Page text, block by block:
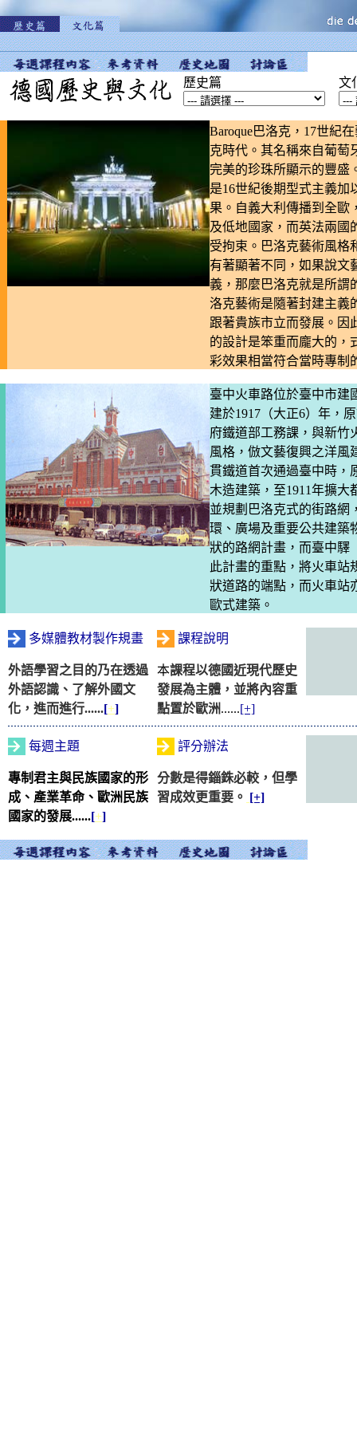
歷史篇 文
Baroque巴洛克，17世紀
克時代。其名稱來自葡萄
完美的珍珠所顯示的豐盛
是16世紀後期型式主義加
果。自義大利傳播到全歐
及低地國家，而英法兩國
受拘束。巴洛克藝術風格
有著顯著不同，如果說文
義，那麼巴洛克就是所謂
洛克藝術是隨著封建主義
跟著貴族市立而發展。因
的設計是笨重而龐大的，
彩效果相當符合當時專制
臺中火車路位於臺中市建
建於1917（大正6）年，
府鐵道部工務課，與新竹
風格，倣文藝復興之洋風
貫鐵道首次通過臺中時，
木造建築，至1911年擴大
並規劃巴洛克式的街路網
環、廣場及重要公共建築
狀的路網計畫，而臺中驛
此計畫的重點，將火車站
狀道路的端點，而火車站
歐式建築。
多媒體教材製作規畫
外語學習之目的乃在透過
外語認識、了解外國文
化，進而進行......[+]
課程說明
本課程以德國近現代歷史
發展為主體，並將內容重
點置於歐洲......[+]
每週主題
專制君主與民族國家的形
成、產業革命、歐洲民族
國家的發展......[+]
評分辦法
分數是得錙銖必較，但學
習成效更重要。 [+]